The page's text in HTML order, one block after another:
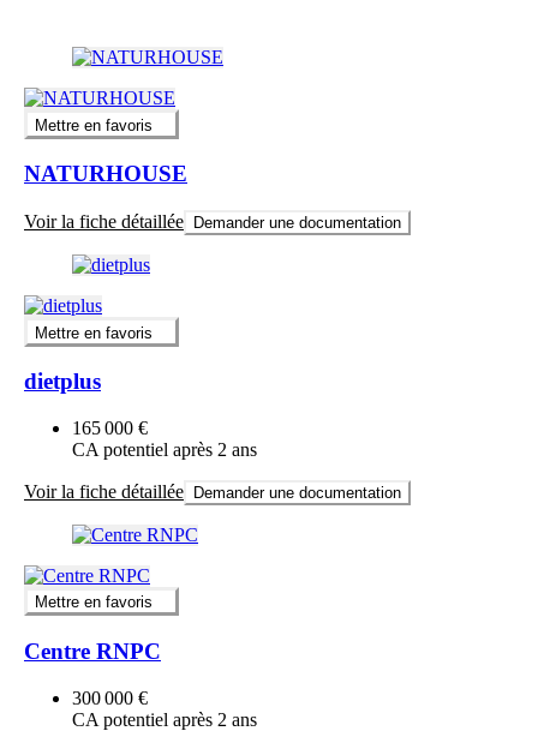
Mettre en favoris
NATURHOUSE
Voir la fiche détaillée Demander une documentation
Mettre en favoris
dietplus
165 000 €
CA potentiel après 2 ans
Voir la fiche détaillée Demander une documentation
Mettre en favoris
Centre RNPC
300 000 €
CA potentiel après 2 ans